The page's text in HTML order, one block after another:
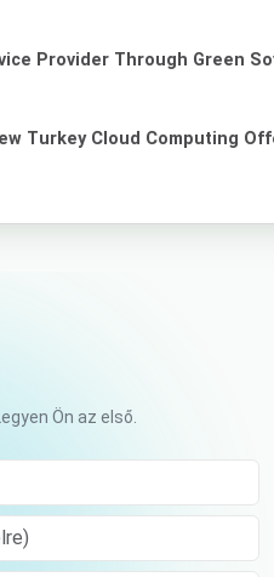
Provider Through Green
Turkey Cloud Computing
Ön az első.